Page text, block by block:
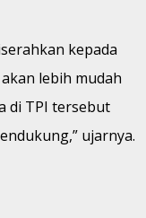
kepada
lebih mudah
di TPI tersebut
ujarnya.